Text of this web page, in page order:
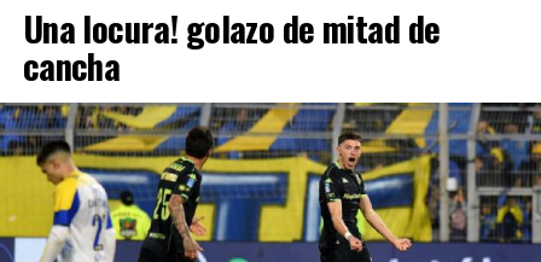
Una locura! golazo de mitad de
cancha